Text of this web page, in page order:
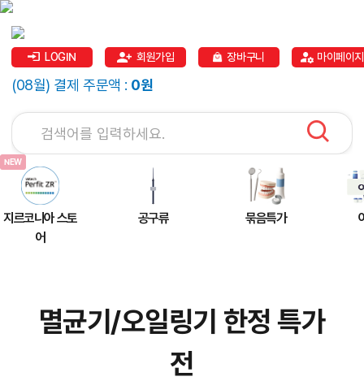
LOGIN 회원가입 장바구니 마이페이지
(08월) 결제 주문액 : 0원
지르코니아 스토
어
공구류 묶음특가
멸균기/오일링기 한정 특가
전